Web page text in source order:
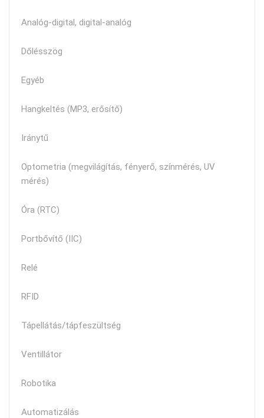
Analóg-digital, digital-analóg
Dőlésszög
Egyéb
Hangkeltés (MP3, erősítő)
Iránytű
Optometria (megvilágítás, fényerő, színmérés, UV
mérés)
Óra (RTC)
Portbővítő (IIC)
Relé
RFID
Tápellátás/tápfeszültség
Ventillátor
Robotika
Automatizálás